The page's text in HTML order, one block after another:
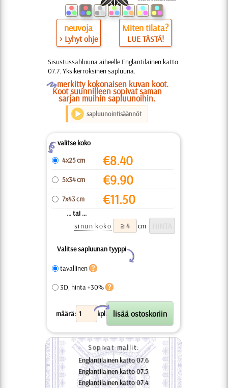
neuvoja
> Lyhyt ohje
Miten tilata?
LUE TÄSTÄ!
Sisustussabluuna aiheelle Englantilainen katto
07.7. Yksikerroksinen sapluuna.
Omerkitty kokonaisen kuvan koot.
Koot suunnilleen sopivat saman
sarjan muihin sapluunoihin.
sapluunointisäännöt
Zvalitse koko
4x25 cm
€8.40
5x34 cm €9.90
7x43 cm €11.50
... tai ...
sinun koko
cm
Valitse sapluunan tyyppi
Y
tavallinen
3D, hinta +30%
määrä: kpl.
X
Sopivat mallit:
Englantilainen katto 07.6
Englantilainen katto 07.5
Englantilainen katto 07.4